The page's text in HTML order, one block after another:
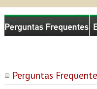
Perguntas
Comissão Nacional de Eleições